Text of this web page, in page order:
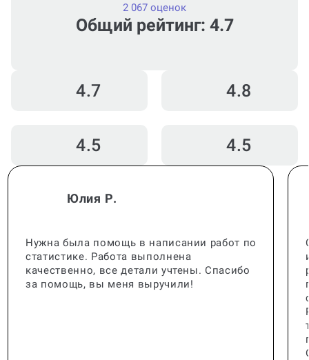
Общий рейтинг: 4.7
2 067 оценок
4.7 4.8
4.5 4.5
Юлия Р.
Нужна была помощь в написании работ по
статистике. Работа выполнена
качественно, все детали учтены. Спасибо
за помощь, вы меня выручили!